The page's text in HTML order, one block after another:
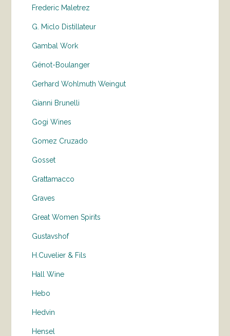
Frederic Maletrez
G. Miclo Distillateur
Gambal Work
Génot-Boulanger
Gerhard Wohlmuth Weingut
Gianni Brunelli
Gogi Wines
Gomez Cruzado
Gosset
Grattamacco
Graves
Great Women Spirits
Gustavshof
H.Cuvelier & Fils
Hall Wine
Hebo
Hedvin
Hensel